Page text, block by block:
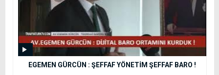
EGEMEN GÜRCÜN : ŞEFFAF YÖNETİM ŞEFFAF BARO !